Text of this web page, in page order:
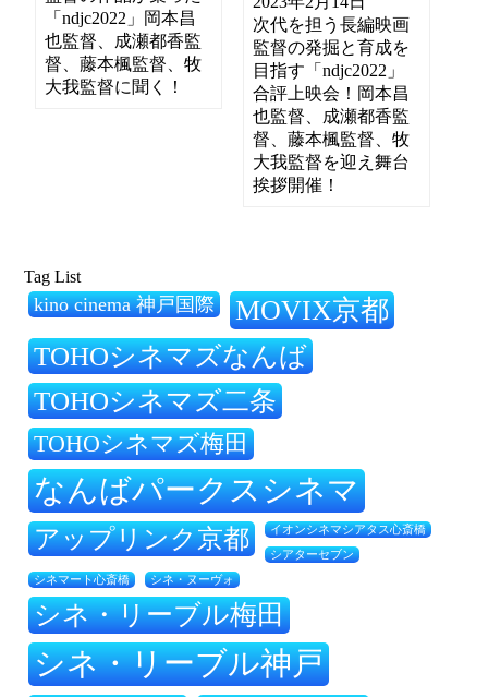
「ndjc2022」岡本昌
也監督、成瀬都香監
督、藤本楓監督、牧
大我監督に聞く！
次代を担う長編映画
監督の発掘と育成を
目指す「ndjc2022」
合評上映会！岡本昌
也監督、成瀬都香監
督、藤本楓監督、牧
大我監督を迎え舞台
挨拶開催！
Tag List
kino cinema 神戸国際 MOVIX京都
TOHOシネマズなんば
TOHOシネマズ二条
TOHOシネマズ梅田
なんばパークスシネマ
アップリンク京都 イオンシネマシアタス心斎橋
シアターセブン
シネマート心斎橋 シネ・ヌーヴォ
シネ・リーブル梅田
シネ・リーブル神戸